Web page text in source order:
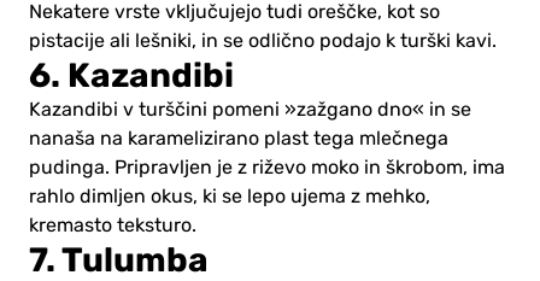
Nekatere vrste vključujejo tudi oreščke, kot so
pistacije ali lešniki, in se odlično podajo k turški kavi.
6. Kazandibi
Kazandibi v turščini pomeni »zažgano dno« in se
nanaša na karamelizirano plast tega mlečnega
pudinga. Pripravljen je z riževo moko in škrobom, ima
rahlo dimljen okus, ki se lepo ujema z mehko,
kremasto teksturo.
7. Tulumba